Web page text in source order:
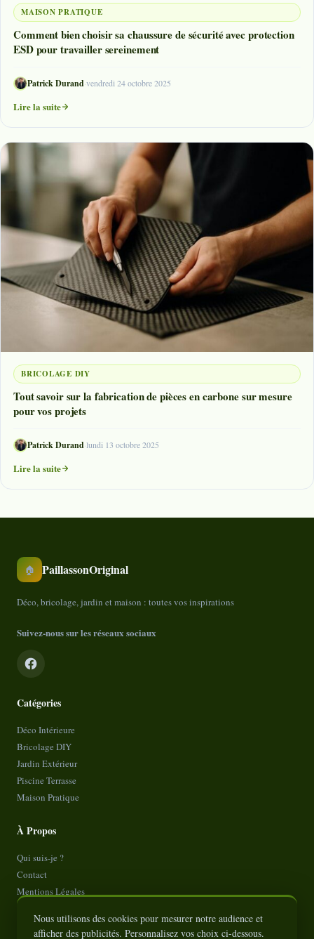
MAISON PRATIQUE
Comment bien choisir sa chaussure de sécurité avec protection
ESD pour travailler sereinement
Patrick Durand·vendredi 24 octobre 2025
Lire la suite
BRICOLAGE DIY
Tout savoir sur la fabrication de pièces en carbone sur mesure
pour vos projets
Patrick Durand·lundi 13 octobre 2025
Lire la suite
🏠 PaillassonOriginal
Déco, bricolage, jardin et maison : toutes vos inspirations
Suivez-nous sur les réseaux sociaux
Catégories
Déco Intérieure
Bricolage DIY
Jardin Extérieur
Piscine Terrasse
Maison Pratique
À Propos
Qui suis-je ?
Contact
Mentions Légales
Plan de site
Nous utilisons des cookies pour mesurer notre audience et
afficher des publicités. Personnalisez vos choix ci-dessous.